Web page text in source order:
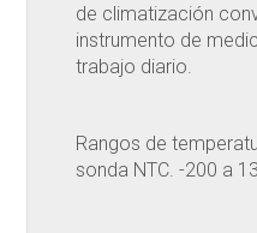
de climatización
instrumento de
trabajo diario.
Rangos de
sonda NTC. -200 a